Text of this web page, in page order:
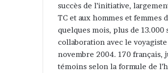
succès de l’initiative,
TC et aux hommes et femmes
quelques mois, plus de
collaboration avec le
novembre 2004. 170 français,
témoins selon la formule de